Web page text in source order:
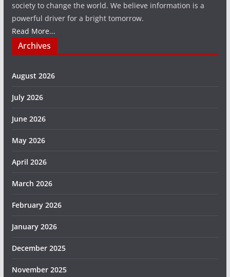
society to change the world. We believe information is a
powerful driver for a bright tomorrow.
Read More...
Archives
August 2026
July 2026
June 2026
May 2026
April 2026
March 2026
February 2026
January 2026
December 2025
November 2025